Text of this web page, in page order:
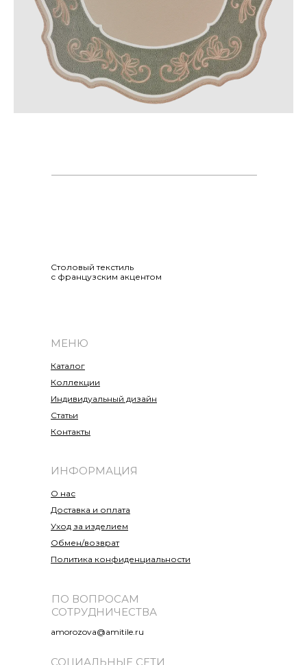
Cтоловый текстиль
с французским акцентом
Каталог
Коллекции
Индивидуальный дизайн
Статьи
Контакты
МЕНЮ
О нас
Доставка и оплата
Уход за изделием
Обмен/возврат
Политика конфиденциальности
ИНФОРМАЦИЯ
amorozova@amitile.ru
ПО ВОПРОСАМ
СОТРУДНИЧЕСТВА
СОЦИАЛЬНЫЕ СЕТИ